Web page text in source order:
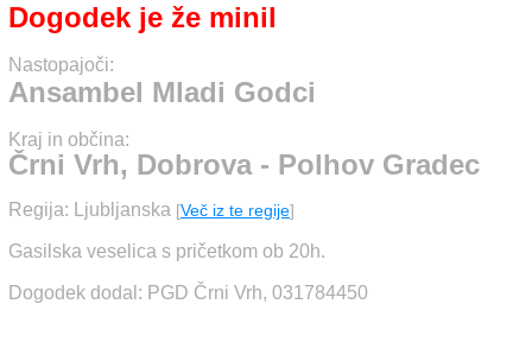
Dogodek je že minil
Nastopajoči:
Ansambel Mladi Godci
Kraj in občina:
Črni Vrh, Dobrova - Polhov Gradec
Regija: Ljubljanska [Več iz te regije]
Gasilska veselica s pričetkom ob 20h.
Dogodek dodal: PGD Črni Vrh, 031784450